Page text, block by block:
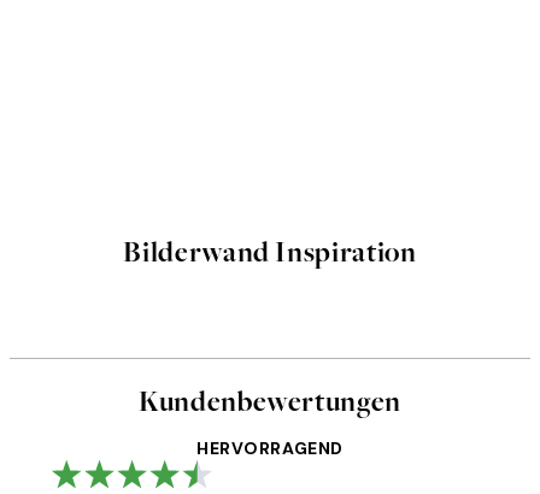
Bilderwand Inspiration
Kundenbewertungen
HERVORRAGEND